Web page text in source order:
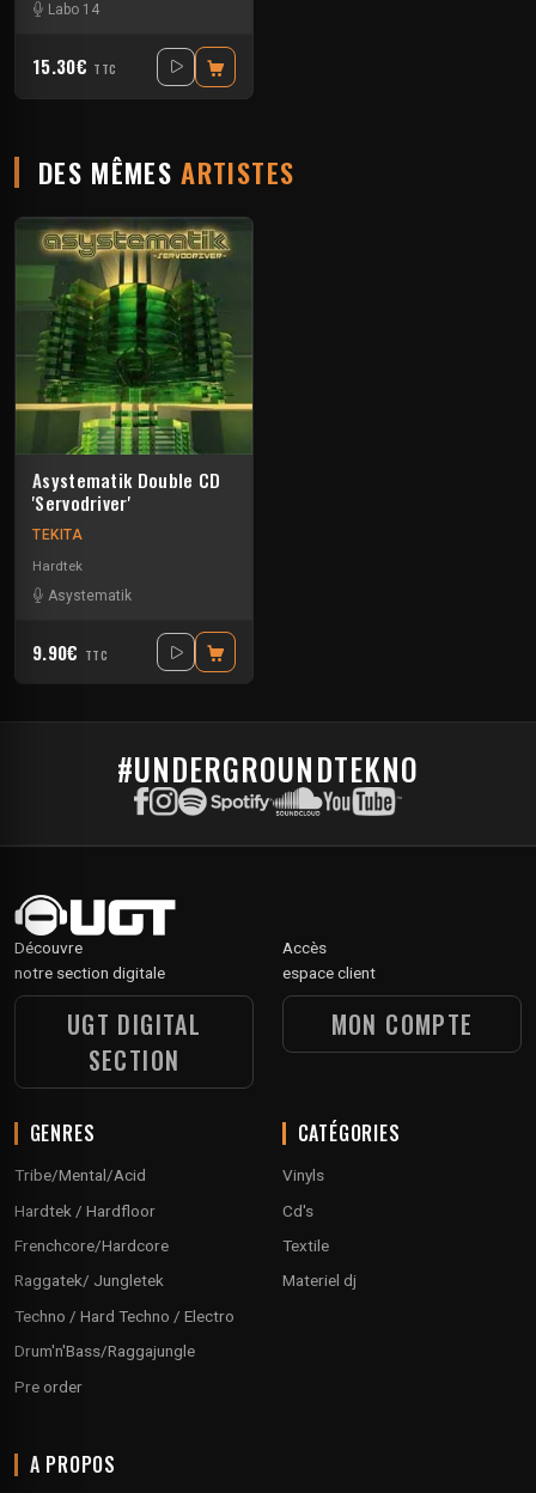
Labo 14
15.30€ TTC
DES MÊMESARTISTES
Asystematik Double CD
'Servodriver'
TEKITA
Hardtek
Asystematik
9.90€ TTC
#UNDERGROUNDTEKNO
Découvre
notre section digitale
UGT DIGITAL
SECTION
Accès
espace client
MON COMPTE
GENRES
Tribe/Mental/Acid
Hardtek / Hardfloor
Frenchcore/Hardcore
Raggatek/ Jungletek
Techno / Hard Techno / Electro
Drum'n'Bass/Raggajungle
Pre order
CATÉGORIES
Vinyls
Cd's
Textile
Materiel dj
A PROPOS